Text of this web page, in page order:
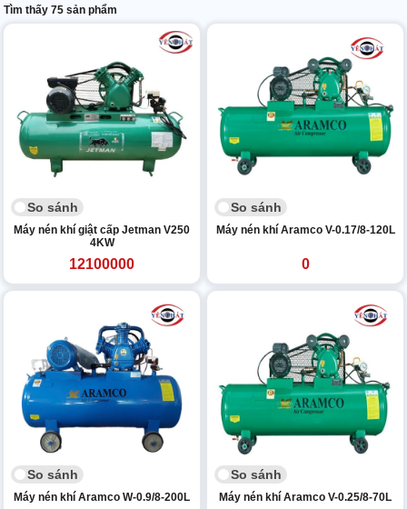
Tìm thấy 75 sản phẩm
So sánh
Máy nén khí giật cấp Jetman V250
4KW
12100000
So sánh
Máy nén khí Aramco V-0.17/8-120L
0
So sánh
Máy nén khí Aramco W-0.9/8-200L
So sánh
Máy nén khí Aramco V-0.25/8-70L